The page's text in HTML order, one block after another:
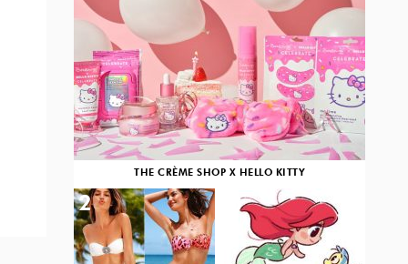
THE CRÈME SHOP X HELLO KITTY
2 3